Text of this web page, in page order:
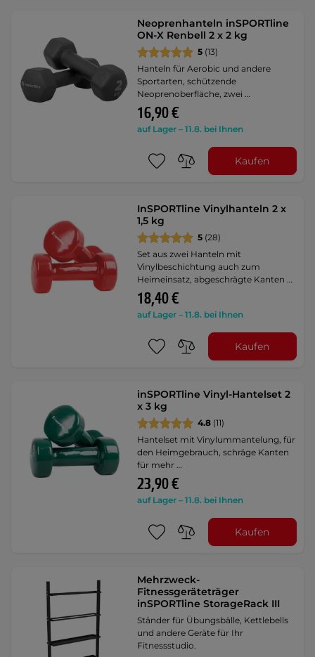
Neoprenhanteln inSPORTline
ON-X Renbell 2 x 2 kg
5 (13)
Hanteln für Aerobic und andere
Sportarten, schützende
Neoprenoberfläche, zwei …
16,90 €
auf Lager – 11.8. bei Ihnen
Kaufen
InSPORTline Vinylhanteln 2 x
1,5 kg
5 (28)
Set aus zwei Hanteln mit
Vinylbeschichtung auch zum
Heimeinsatz, abgeschrägte Kanten …
18,40 €
auf Lager – 11.8. bei Ihnen
Kaufen
inSPORTline Vinyl-Hantelset 2
x 3 kg
4.8 (11)
Hantelset mit Vinylummantelung, für
den Heimgebrauch, schräge Kanten
für mehr …
23,90 €
auf Lager – 11.8. bei Ihnen
Kaufen
Mehrzweck-
Fitnessgeräteträger
inSPORTline StorageRack III
Ständer für Übungsbälle, Kettlebells
und andere Geräte für Ihr
Fitnessstudio.